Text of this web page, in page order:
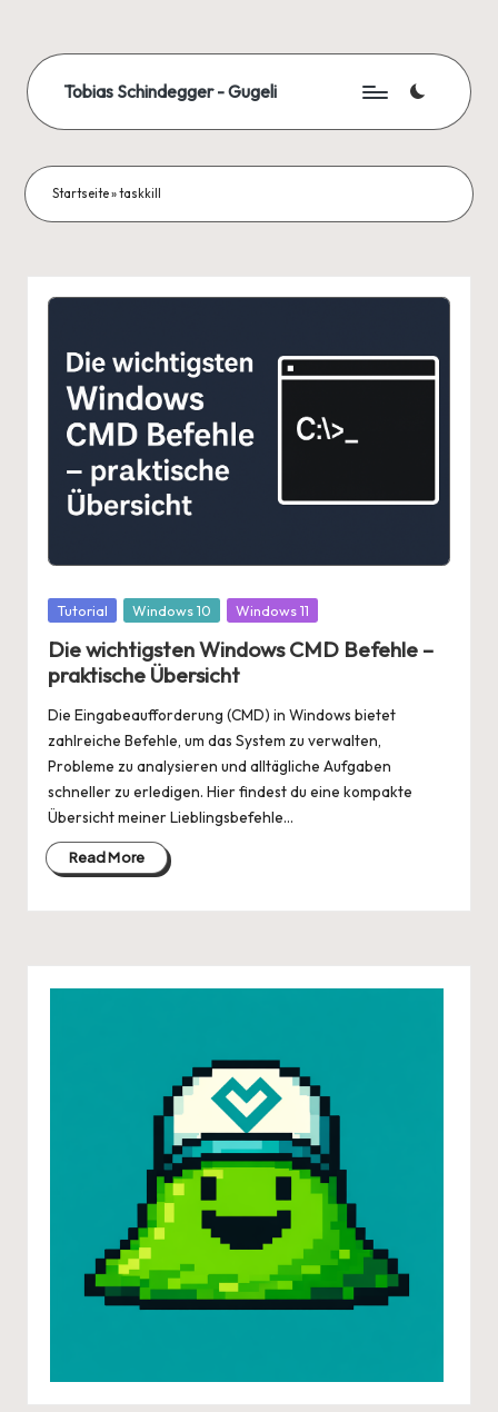
content
Tobias Schindegger - Gugeli
Startseite»taskkill
Posted
Tutorial Windows 10 Windows 11
Die wichtigsten Windows CMD Befehle –
praktische Übersicht
Die Eingabeaufforderung (CMD) in Windows bietet
zahlreiche Befehle, um das System zu verwalten,
Probleme zu analysieren und alltägliche Aufgaben
schneller zu erledigen. Hier findest du eine kompakte
Übersicht meiner Lieblingsbefehle…
Read More